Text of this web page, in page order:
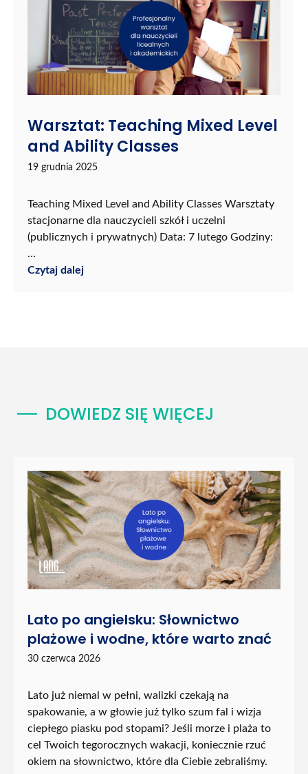
Warsztat: Teaching Mixed Level
and Ability Classes
19 grudnia 2025
Teaching Mixed Level and Ability Classes Warsztaty
stacjonarne dla nauczycieli szkół i uczelni
(publicznych i prywatnych) Data: 7 lutego Godziny:
…
Czytaj dalej
DOWIEDZ SIĘ WIĘCEJ
Lato po angielsku: Słownictwo
plażowe i wodne, które warto znać
30 czerwca 2026
Lato już niemal w pełni, walizki czekają na
spakowanie, a w głowie już tylko szum fal i wizja
ciepłego piasku pod stopami? Jeśli morze i plaża to
cel Twoich tegorocznych wakacji, koniecznie rzuć
okiem na słownictwo, które dla Ciebie zebraliśmy.